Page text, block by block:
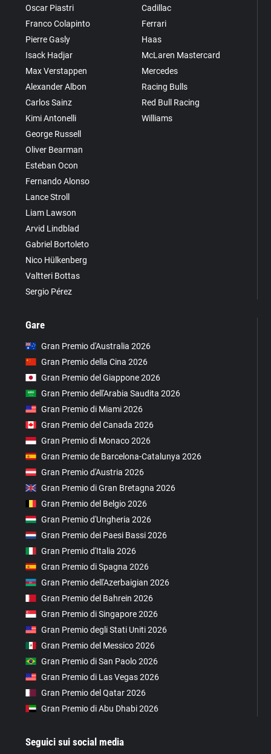
Oscar Piastri
Franco Colapinto
Pierre Gasly
Isack Hadjar
Max Verstappen
Alexander Albon
Carlos Sainz
Kimi Antonelli
George Russell
Oliver Bearman
Esteban Ocon
Fernando Alonso
Lance Stroll
Liam Lawson
Arvid Lindblad
Gabriel Bortoleto
Nico Hülkenberg
Valtteri Bottas
Sergio Pérez
Cadillac
Ferrari
Haas
McLaren Mastercard
Mercedes
Racing Bulls
Red Bull Racing
Williams
Gare
Gran Premio d'Australia 2026
Gran Premio della Cina 2026
Gran Premio del Giappone 2026
Gran Premio dell'Arabia Saudita 2026
Gran Premio di Miami 2026
Gran Premio del Canada 2026
Gran Premio di Monaco 2026
Gran Premio de Barcelona-Catalunya 2026
Gran Premio d'Austria 2026
Gran Premio di Gran Bretagna 2026
Gran Premio del Belgio 2026
Gran Premio d'Ungheria 2026
Gran Premio dei Paesi Bassi 2026
Gran Premio d'Italia 2026
Gran Premio di Spagna 2026
Gran Premio dell'Azerbaigian 2026
Gran Premio del Bahrein 2026
Gran Premio di Singapore 2026
Gran Premio degli Stati Uniti 2026
Gran Premio del Messico 2026
Gran Premio di San Paolo 2026
Gran Premio di Las Vegas 2026
Gran Premio del Qatar 2026
Gran Premio di Abu Dhabi 2026
Seguici sui social media